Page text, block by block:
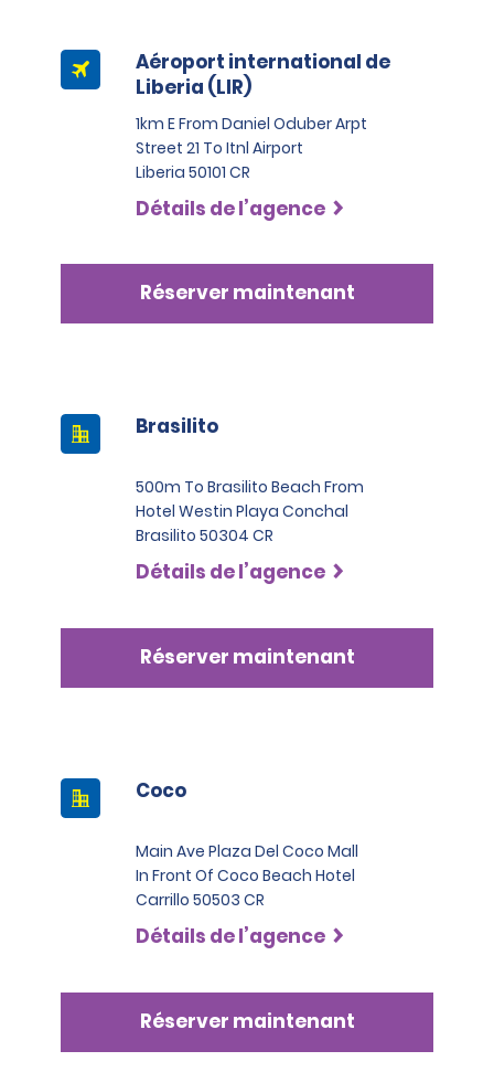
Aéroport international de
Liberia (LIR)
1km E From Daniel Oduber Arpt
Street 21 To Itnl Airport
Liberia 50101 CR
Détails de l’agence
Réserver maintenant
Brasilito
500m To Brasilito Beach From
Hotel Westin Playa Conchal
Brasilito 50304 CR
Détails de l’agence
Réserver maintenant
Coco
Main Ave Plaza Del Coco Mall
In Front Of Coco Beach Hotel
Carrillo 50503 CR
Détails de l’agence
Réserver maintenant